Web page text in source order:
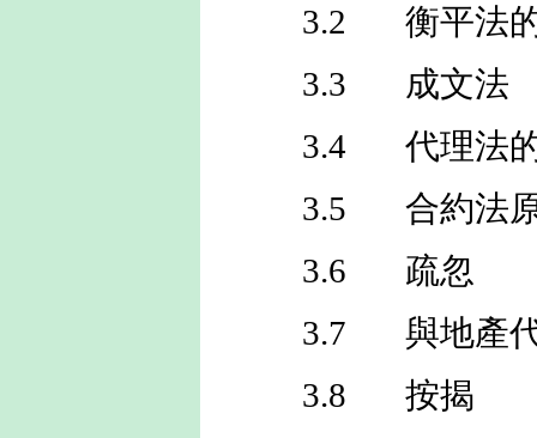
3.2衡平法
3.3 成文法
3.4
代理法
3.5合約法
3.6
疏忽
3.7與地產
3.8
按揭